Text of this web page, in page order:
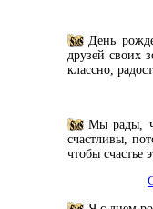
День
друзей своих
классно,
Мы рады,
счастливы,
чтобы счастье